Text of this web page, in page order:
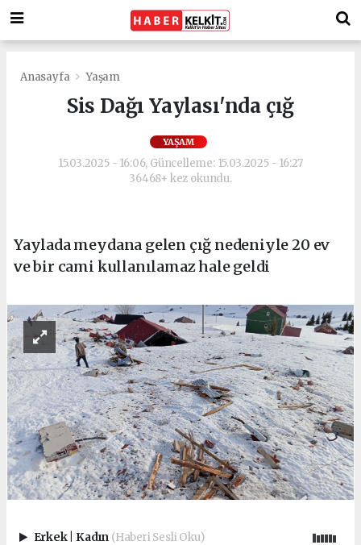
Anasayfa Yaşam
Sis Dağı Yaylası'nda çığ
YAŞAM
15.03.2025 - 16:06, Güncelleme: 15.03.2025 - 16:27
36468+ kez okundu.
Yaylada meydana gelen çığ nedeniyle 20 ev
ve bir cami kullanılamaz hale geldi
Erkek Kadın (Haberi Sesli Oku)